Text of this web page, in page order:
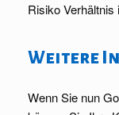
Risiko
Weitere
Wenn Sie nun